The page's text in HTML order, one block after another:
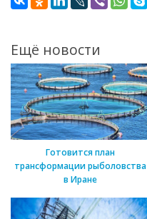
Ещё новости
Готовится план
трансформации рыболовства
в Иране